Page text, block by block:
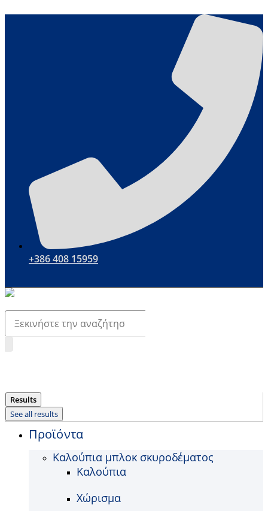
+386 408 15959
Search
Results
See all results
Προϊόντα
Καλούπια μπλοκ σκυροδέματος
Καλούπια
Χώρισμα